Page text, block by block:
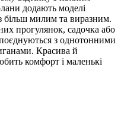
додають моделі
більш милим та виразним.
прогулянок, садочка або
з однотонними
Красива й
комфорт і маленькі